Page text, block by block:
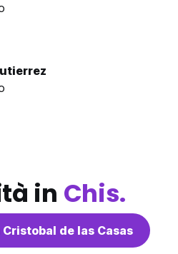
in Chis.
Cristobal de las Casas